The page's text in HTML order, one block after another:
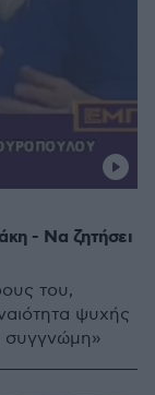
- Να ζητήσει
του,
ψυχής
συγγνώμη»